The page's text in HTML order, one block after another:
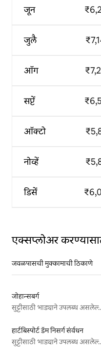
जून
जुलै
ऑग
सप्टें
ऑक्टो
नोव्हें
डिसें
एक्सप्लोअर
जवळपासची मुक्कामाची ठिकाणे
जोहान्सबर्ग
सुट्टीसाठी
हार्टबिस्पोर्ट डॅम निसर्ग संर्वधन
सुट्टीसाठी